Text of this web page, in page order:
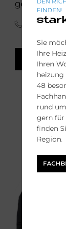
gern.
(0341) 30 85
FACH-
FINDEN!
Sie
Ihre
Ihren
48
rund
gern für
finden
Region.